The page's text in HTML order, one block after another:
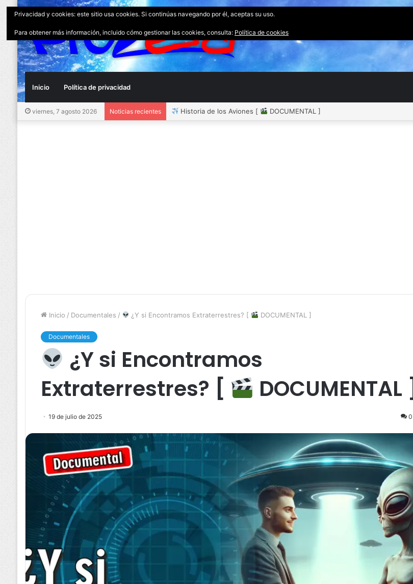
Inicio Política de privacidad
viernes, 7 agosto 2026 Noticias recientes Historia de los Aviones [ DOCUMENTAL ]
Inicio / Documentales / ¿Y si Encontramos Extraterrestres? [ DOCUMENTAL ]
Documentales
¿Y si Encontramos
Extraterrestres? [
DOCUMENTAL ]
19 de julio de 2025 0
Privacidad y cookies: este sitio usa cookies. Si continúas navegando por él, aceptas su uso.
Para obtener más información, incluido cómo gestionar las cookies, consulta: Política de cookies